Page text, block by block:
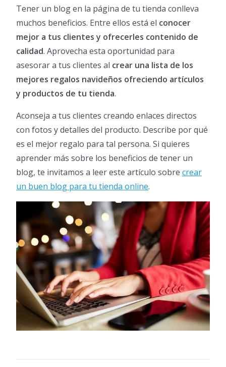
Tener un blog en la página de tu tienda conlleva
muchos beneficios. Entre ellos está el conocer
mejor a tus clientes y ofrecerles contenido de
calidad. Aprovecha esta oportunidad para
asesorar a tus clientes al crear una lista de los
mejores regalos navideños ofreciendo artículos
y productos de tu tienda.
Aconseja a tus clientes creando enlaces directos
con fotos y detalles del producto. Describe por qué
es el mejor regalo para tal persona. Si quieres
aprender más sobre los beneficios de tener un
blog, te invitamos a leer este artículo sobre crear
un buen blog para tu tienda online.